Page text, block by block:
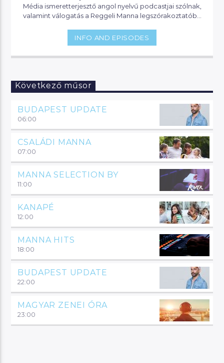
Média ismeretterjesztő angol nyelvű podcastjai szólnak,
valamint válogatás a Reggeli Manna legszórakoztatóbb
INFO AND EPISODES
Következő műsor
BUDAPEST UPDATE
06:00
CSALÁDI MANNA
07:00
MANNA SELECTION BY
11:00
KANAPÉ
12:00
MANNA HITS
18:00
BUDAPEST UPDATE
22:00
MAGYAR ZENEI ÓRA
23:00